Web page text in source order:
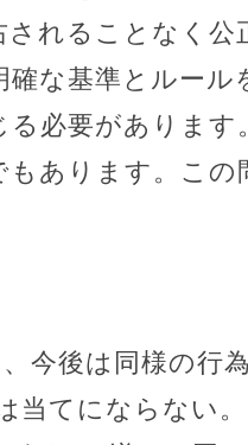
されることなく
な基準とルー
必要があります
もあります。こ
今後は同様の行
当てにならない